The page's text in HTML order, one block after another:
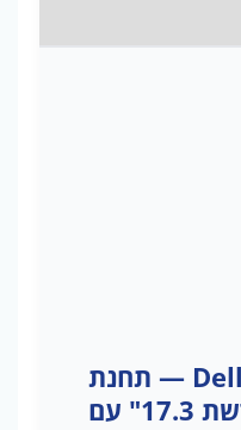
Dell Precision 7760 — תחנת
עבודה ניידת מוחדשת 17.3" עם